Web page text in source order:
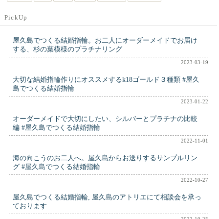
PickUp
屋久島でつくる結婚指輪。お二人にオーダーメイドでお届け
する、杉の葉模様のプラチナリング
2023-03-19
大切な結婚指輪作りにオススメするk18ゴールド３種類 #屋久
島でつくる結婚指輪
2023-01-22
オーダーメイドで大切にしたい、シルバーとプラチナの比較
編 #屋久島でつくる結婚指輪
2022-11-01
海の向こうのお二人へ。屋久島からお送りするサンプルリン
グ #屋久島でつくる結婚指輪
2022-10-27
屋久島でつくる結婚指輪, 屋久島のアトリエにて相談会を承っ
ております